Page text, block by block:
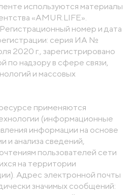
используются материалы
«AMUR.LIFE».
номер и дата
серия ИА №
2020 г., зарегистрировано
надзору в сфере связи,
и массовых
применяются
(информационные
информации на основе
и анализа сведений,
пользователей сети
на территории
Адрес электронной почты
значимых сообщений: